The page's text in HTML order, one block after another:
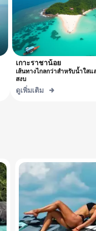
เกาะราชาน้อย
เส้นทางไกลกว่าสำหรับน้ำใสแ
สงบ
ดูเพิ่มเติม